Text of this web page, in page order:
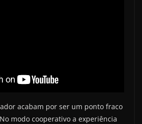
acabam por ser um ponto fraco
modo cooperativo a experiência